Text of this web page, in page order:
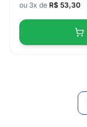
ou 3x de R$ 53,30